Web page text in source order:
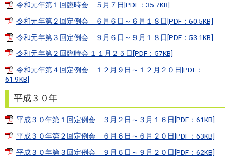
令和元年第１回臨時会 ５月７日[PDF：35.7KB]
令和元年第２回定例会 ６月６日～６月１８日[PDF：60.5KB]
令和元年第３回定例会 ９月６日～９月１８日[PDF：53.1KB]
令和元年第２回臨時会 １１月２５日[PDF：57KB]
令和元年第４回定例会 １２月９日～１２月２０日[PDF：
61.9KB]
平成３０年
平成３０年第１回定例会 ３月２日～３月１６日[PDF：61KB]
平成３０年第２回定例会 ６月６日～６月２０日[PDF：63KB]
平成３０年第３回定例会 ９月６日～９月２０日[PDF：62KB]